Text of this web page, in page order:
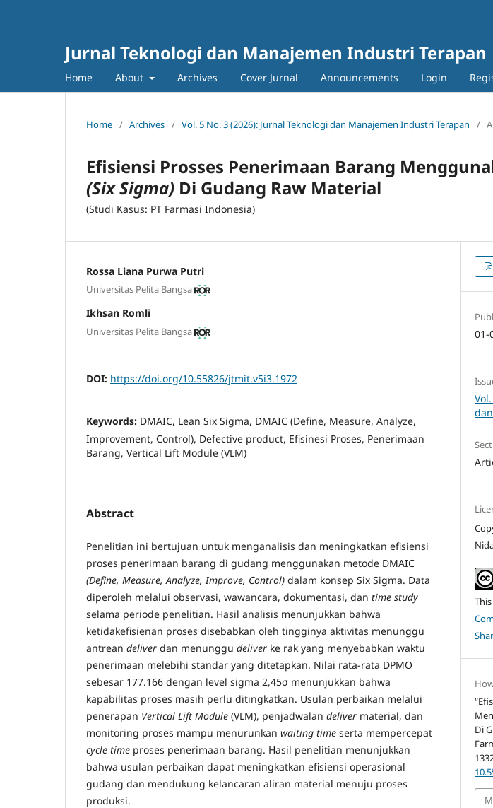
Jurnal Teknologi dan Manajemen Industri Terapan
Home About Archives Cover Jurnal Announcements Login
Home / Archives / Vol. 5 No. 3 (2026): Jurnal Teknologi dan Manajemen Industri Terapan /
Efisiensi Prosses Penerimaan Barang
(Six Sigma) Di Gudang Raw Material
(Studi Kasus: PT Farmasi Indonesia)
Rossa Liana Purwa Putri
Universitas Pelita Bangsa
Ikhsan Romli
Universitas Pelita Bangsa
DOI: https://doi.org/10.55826/jtmit.v5i3.1972
Keywords: DMAIC, Lean Six Sigma, DMAIC (Define, Measure, Analyze,
Improvement, Control), Defective product, Efisinesi Proses, Penerimaan
Barang, Vertical Lift Module (VLM)
Abstract
Penelitian ini bertujuan untuk menganalisis dan meningkatkan efisiensi
proses penerimaan barang di gudang menggunakan metode DMAIC
(Define, Measure, Analyze, Improve, Control) dalam konsep Six Sigma. Data
diperoleh melalui observasi, wawancara, dokumentasi, dan time study
selama periode penelitian. Hasil analisis menunjukkan bahwa
ketidakefisienan proses disebabkan oleh tingginya aktivitas menunggu
antrean deliver dan menunggu deliver ke rak yang menyebabkan waktu
penerimaan melebihi standar yang ditetapkan. Nilai rata-rata DPMO
sebesar 177.166 dengan level sigma 2,45σ menunjukkan bahwa
kapabilitas proses masih perlu ditingkatkan. Usulan perbaikan melalui
penerapan Vertical Lift Module (VLM), penjadwalan deliver material, dan
monitoring proses mampu menurunkan waiting time serta mempercepat
cycle time proses penerimaan barang. Hasil penelitian menunjukkan
bahwa usulan perbaikan dapat meningkatkan efisiensi operasional
gudang dan mendukung kelancaran aliran material menuju proses
produksi.
01-
Di